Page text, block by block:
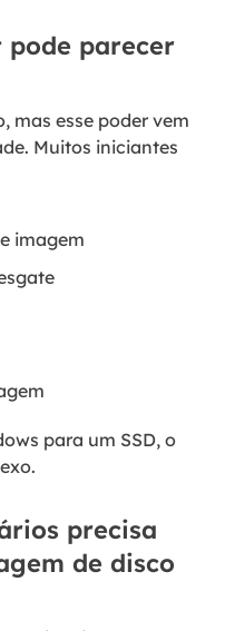
pode parecer
mas esse poder vem
Muitos iniciantes
imagem
para um SSD, o
precisa
de disco